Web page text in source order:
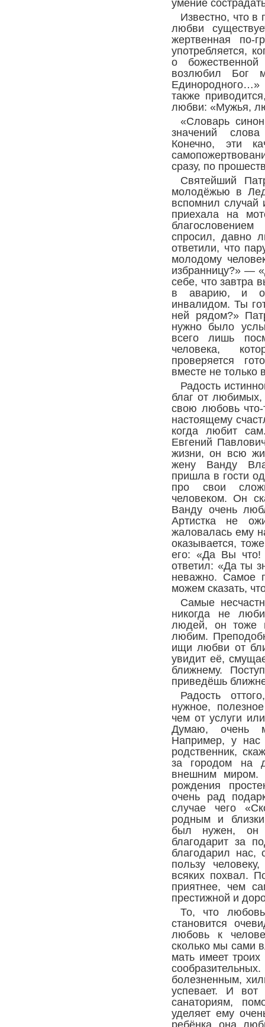
умение
Известно, что в
любви
жертвенная по-
употребляется,
о
возлюбил Бог
также
любви: «Мужья,
«Словарь
значений
Конечно, эти
сразу, по
Святейший
молодёжью в
вспомнил
приехала на
спросил, давно
ответили, что
молодому
избранницу?» —
себе, что завтра
в аварию, и
инвалидом. Ты
ней рядом?»
нужно было
всего лишь
человека,
проверяется
вместе не только
Радость
благ от
свою любовь
настоящему
когда любит
Евгений
жизни, он всю
жену Ванду
пришла в гости
про свои
человеком. Он
Ванду очень
Артистка не
жаловалась ему
оказывается,
его: «Да Вы что!
ответил: «Да ты
неважно. Самое
можем сказать,
Самые
никогда не
людей, он тоже
любим.
ищи любви от
увидит её,
ближнему.
приведёшь
Радость
нужное,
чем от услуги
Думаю, очень
Например, у нас
родственник,
за городом на
внешним
рождения
очень рад
случае чего
родным и
был нужен, он
благодарит за
благодарил нас,
пользу
всяких похвал.
приятнее, чем
престижной и
То, что
становится
любовь к
сколько мы сами
мать имеет
болезненным,
успевает. И
санаториям,
уделяет ему
ребёнка она